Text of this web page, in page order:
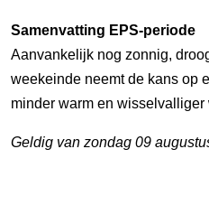
Samenvatting EPS-periode
Aanvankelijk nog zonnig,
weekeinde neemt de kans op
minder warm en
Geldig van zondag 09